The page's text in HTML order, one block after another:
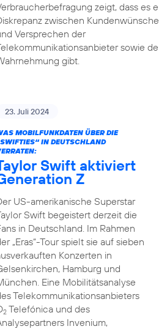
zeigt, dass es
zwischen
Versprechen der
sowie
gibt.
23. Juli 2024
MOBILFUNKDATEN ÜBER DIE
IN DEUTSCHLAND
Swift aktiviert
Z
US-amerikanische Superstar
Swift begeistert derzeit die
in Deutschland. Im Rahmen
„Eras“-Tour spielt sie auf sieben
Konzerten in
Hamburg und
Eine Mobilitätsanalyse
Telekommunikationsanbieters
2Telefónica und des
Invenium,